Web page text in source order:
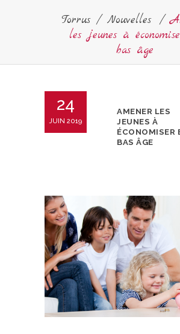
Torrus/ Nouvelles /
les jeunes à
bas âge
24
JUIN 2019
AMENER LES
JEUNES À
ÉCONOMISER
BAS ÂGE